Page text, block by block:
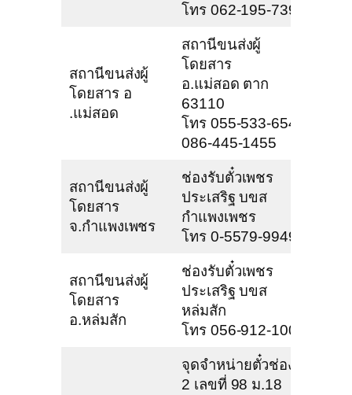
โทร 062-195-7393
สถานีขนส่งผู้
โดยสาร อ
.แม่สอด
สถานีขนส่งผู้
โดยสาร
อ.แม่สอด ตาก
63110
โทร 055-533-654,
086-445-1455
สถานีขนส่งผู้
โดยสาร
จ.กำแพงเพชร
ช่องรับตั๋วเพชร
ประเสริฐ บขส
กำแพงเพชร
โทร 0-5579-9949
สถานีขนส่งผู้
โดยสาร
อ.หล่มสัก
ช่องรับตั๋วเพชร
ประเสริฐ บขส
หล่มสัก
โทร 056-912-100
จุดจำหน่ายตั๋วช่องที่
2 เลขที่ 98 ม.18